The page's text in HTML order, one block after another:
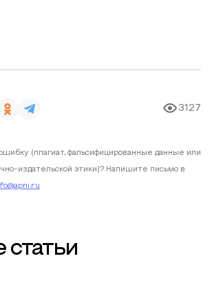
3127
(плагиат, фальсифицированные данные или
издательской этики)? Напишите письмо в
статьи